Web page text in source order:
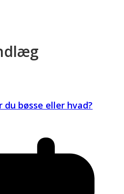
du bøsse eller hvad?